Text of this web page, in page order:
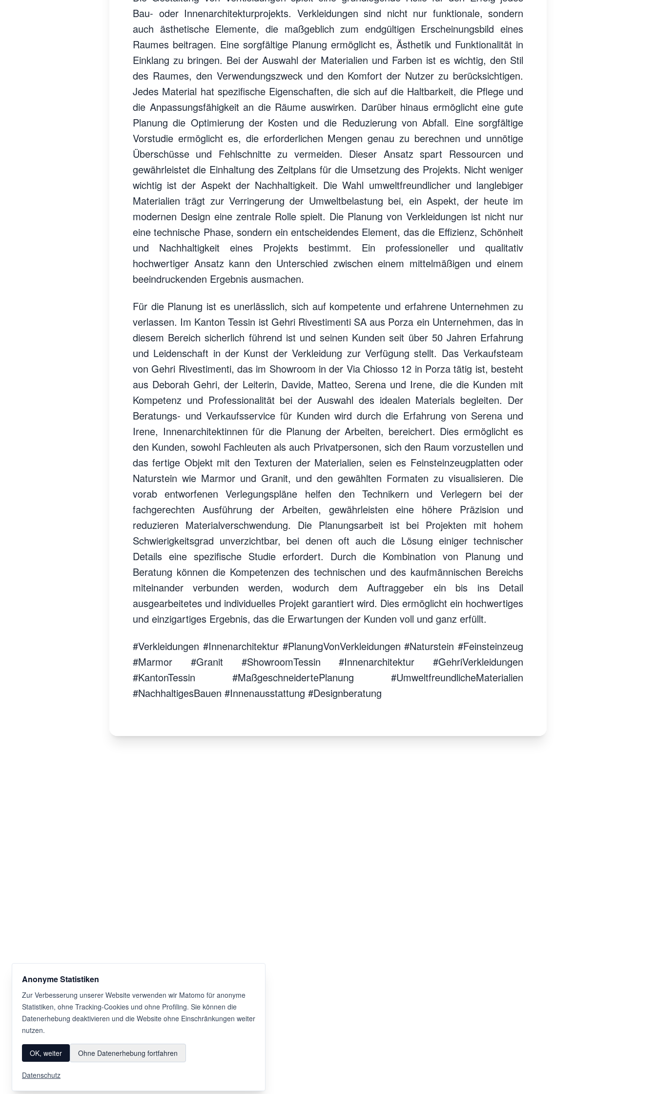
Anonyme Statistiken
Zur Verbesserung unserer Website verwenden wir Matomo für anonyme
Statistiken, ohne Tracking-Cookies und ohne Profiling. Sie können die
Datenerhebung deaktivieren und die Website ohne Einschränkungen weiter
nutzen.
OK, weiter Ohne Datenerhebung fortfahren
Datenschutz
Bau- oder Innenarchitekturprojekts. Verkleidungen sind nicht nur funktionale, sondern
auch ästhetische Elemente, die maßgeblich zum endgültigen Erscheinungsbild eines
Raumes beitragen. Eine sorgfältige Planung ermöglicht es, Ästhetik und Funktionalität in
Einklang zu bringen. Bei der Auswahl der Materialien und Farben ist es wichtig, den Stil
des Raumes, den Verwendungszweck und den Komfort der Nutzer zu berücksichtigen.
Jedes Material hat spezifische Eigenschaften, die sich auf die Haltbarkeit, die Pflege und
die Anpassungsfähigkeit an die Räume auswirken. Darüber hinaus ermöglicht eine gute
Planung die Optimierung der Kosten und die Reduzierung von Abfall. Eine sorgfältige
Vorstudie ermöglicht es, die erforderlichen Mengen genau zu berechnen und unnötige
Überschüsse und Fehlschnitte zu vermeiden. Dieser Ansatz spart Ressourcen und
gewährleistet die Einhaltung des Zeitplans für die Umsetzung des Projekts. Nicht weniger
wichtig ist der Aspekt der Nachhaltigkeit. Die Wahl umweltfreundlicher und langlebiger
Materialien trägt zur Verringerung der Umweltbelastung bei, ein Aspekt, der heute im
modernen Design eine zentrale Rolle spielt. Die Planung von Verkleidungen ist nicht nur
eine technische Phase, sondern ein entscheidendes Element, das die Effizienz, Schönheit
und Nachhaltigkeit eines Projekts bestimmt. Ein professioneller und qualitativ
hochwertiger Ansatz kann den Unterschied zwischen einem mittelmäßigen und einem
beeindruckenden Ergebnis ausmachen.
Für die Planung ist es unerlässlich, sich auf kompetente und erfahrene Unternehmen zu
verlassen. Im Kanton Tessin ist Gehri Rivestimenti SA aus Porza ein Unternehmen, das in
diesem Bereich sicherlich führend ist und seinen Kunden seit über 50 Jahren Erfahrung
und Leidenschaft in der Kunst der Verkleidung zur Verfügung stellt. Das Verkaufsteam
von Gehri Rivestimenti, das im Showroom in der Via Chiosso 12 in Porza tätig ist, besteht
aus Deborah Gehri, der Leiterin, Davide, Matteo, Serena und Irene, die die Kunden mit
Kompetenz und Professionalität bei der Auswahl des idealen Materials begleiten. Der
Beratungs- und Verkaufsservice für Kunden wird durch die Erfahrung von Serena und
Irene, Innenarchitektinnen für die Planung der Arbeiten, bereichert. Dies ermöglicht es
den Kunden, sowohl Fachleuten als auch Privatpersonen, sich den Raum vorzustellen und
das fertige Objekt mit den Texturen der Materialien, seien es Feinsteinzeugplatten oder
Naturstein wie Marmor und Granit, und den gewählten Formaten zu visualisieren. Die
vorab entworfenen Verlegungspläne helfen den Technikern und Verlegern bei der
fachgerechten Ausführung der Arbeiten, gewährleisten eine höhere Präzision und
reduzieren Materialverschwendung. Die Planungsarbeit ist bei Projekten mit hohem
Schwierigkeitsgrad unverzichtbar, bei denen oft auch die Lösung einiger technischer
Details eine spezifische Studie erfordert. Durch die Kombination von Planung und
Beratung können die Kompetenzen des technischen und des kaufmännischen Bereichs
miteinander verbunden werden, wodurch dem Auftraggeber ein bis ins Detail
ausgearbeitetes und individuelles Projekt garantiert wird. Dies ermöglicht ein hochwertiges
und einzigartiges Ergebnis, das die Erwartungen der Kunden voll und ganz erfüllt.
#Verkleidungen #Innenarchitektur #PlanungVonVerkleidungen #Naturstein #Feinsteinzeug
#Marmor #Granit #ShowroomTessin #Innenarchitektur #GehriVerkleidungen
#KantonTessin #MaßgeschneidertePlanung #UmweltfreundlicheMaterialien
#NachhaltigesBauen #Innenausstattung #Designberatung